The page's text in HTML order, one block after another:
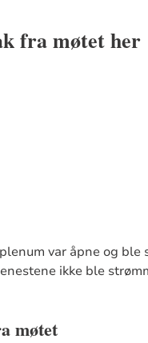
fra møtet her
var åpne og ble
ikke ble
møtet